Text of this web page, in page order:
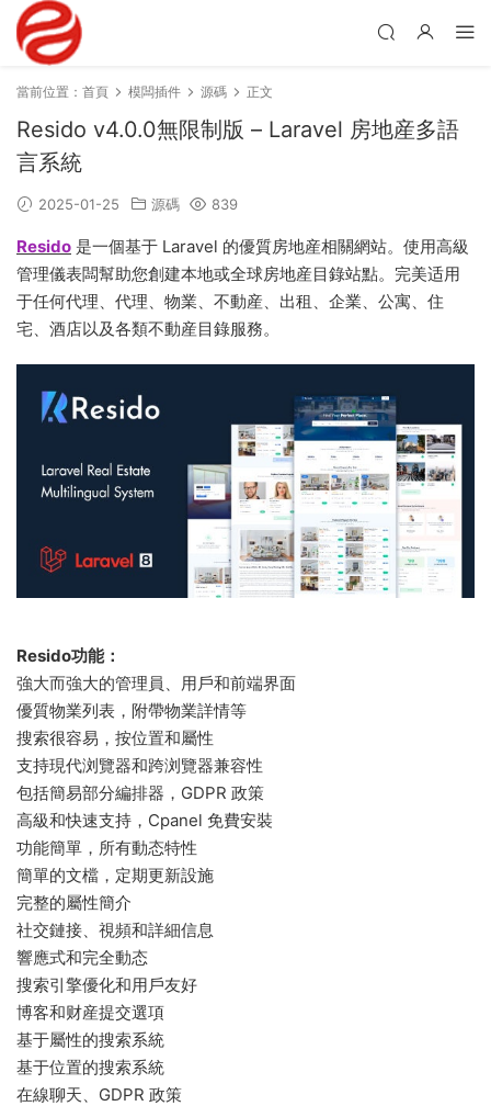
當前位置： 首頁 模闆插件 源碼 正文
Resido v4.0.0無限制版 – Laravel 房地産多語
言系統
2025-01-25 源碼 839
Resido 是一個基于 Laravel 的優質房地産相關網站。使用高級
管理儀表闆幫助您創建本地或全球房地産目錄站點。完美适用
于任何代理、代理、物業、不動産、出租、企業、公寓、住
宅、酒店以及各類不動産目錄服務。
Resido功能：
強大而強大的管理員、用戶和前端界面
優質物業列表，附帶物業詳情等
搜索很容易，按位置和屬性
支持現代浏覽器和跨浏覽器兼容性
包括簡易部分編排器，GDPR 政策
高級和快速支持，Cpanel 免費安裝
功能簡單，所有動态特性
簡單的文檔，定期更新設施
完整的屬性簡介
社交鏈接、視頻和詳細信息
響應式和完全動态
搜索引擎優化和用戶友好
博客和财産提交選項
基于屬性的搜索系統
基于位置的搜索系統
在線聊天、GDPR 政策